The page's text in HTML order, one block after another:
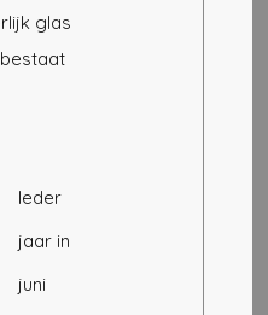
glas
Ieder
jaar in
juni